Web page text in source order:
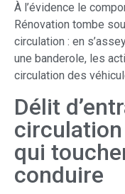
À l’évidence le
Rénovation tombe
circulation : en
une banderole, les
circulation des
Délit
qui
conduire